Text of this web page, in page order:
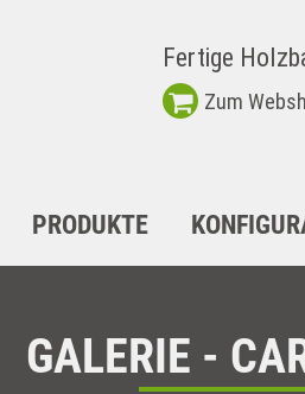
Fertige
Zum
PRODUKTE
GALERIE -